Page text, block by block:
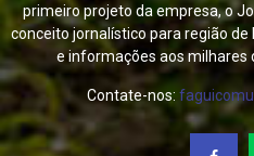
primeiro projeto da empresa, o
conceito jornalístico para região
e informações aos milhares
Contate-nos: